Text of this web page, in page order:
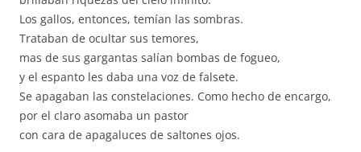
Los gallos, entonces, temían las sombras.
Trataban de ocultar sus temores,
mas de sus gargantas salían bombas de fogueo,
y el espanto les daba una voz de falsete.
Se apagaban las constelaciones. Como hecho de encargo,
por el claro asomaba un pastor
con cara de apagaluces de saltones ojos.